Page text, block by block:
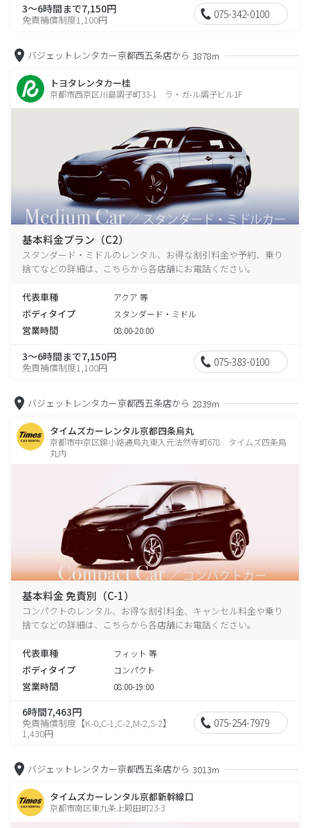
3～6時間まで7,150円
免責補償制度1,100円 075-342-0100
バジェットレンタカー京都西五条店から 3878m
トヨタレンタカー桂
京都市西京区川島調子町33-1 ラ・ガ-ル調子ビル1F
基本料金プラン（C2）
スタンダード・ミドルのレンタル、お得な割引料金や予約、乗り
捨てなどの詳細は、こちらから各店舗にお電話ください。
代表車種 アクア 等
ボディタイプ スタンダード・ミドル
営業時間 08:00-20:00
3～6時間まで7,150円
免責補償制度1,100円 075-383-0100
バジェットレンタカー京都西五条店から 2839m
タイムズカーレンタル京都四条烏丸
京都市中京区錦小路通烏丸東入元法然寺町678 タイムズ四条烏
丸内
基本料金 免責別（C-1）
コンパクトのレンタル、お得な割引料金、キャンセル料金や乗り
捨てなどの詳細は、こちらから各店舗にお電話ください。
代表車種 フィット 等
ボディタイプ コンパクト
営業時間 08:00-19:00
6時間7,463円
免責補償制度【K-0,C-1,C-2,M-2,S-2】
1,430円
075-254-7979
バジェットレンタカー京都西五条店から 3013m
タイムズカーレンタル京都新幹線口
京都市南区東九条上殿田町23-3